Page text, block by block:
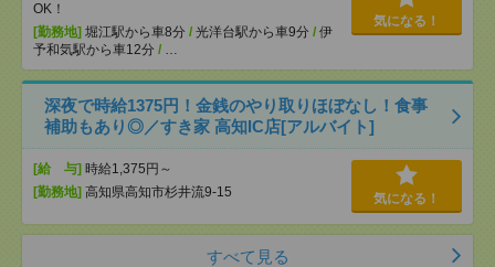
OK！
[勤務地] 堀江駅から車8分 / 光洋台駅から車9分 / 伊
予和気駅から車12分 / …
気になる！
深夜で時給1375円！金銭のやり取りほぼなし！食事
補助もあり◎／すき家 高知IC店[アルバイト]
[給 与] 時給1,375円～
[勤務地] 高知県高知市杉井流9-15 気になる！
すべて見る